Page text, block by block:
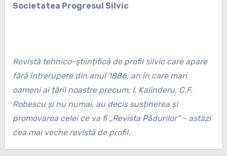
Societatea Progresul Silvic
Revistă tehnico-științifică de profil silvic care apare
fără întrerupere din anul 1886, an în care mari
oameni ai țării noastre precum, I. Kalinderu, C.F.
Robescu și nu numai, au decis susținerea și
promovarea celei ce va fi „Revista Pădurilor” – astăzi
cea mai veche revistă de profil.